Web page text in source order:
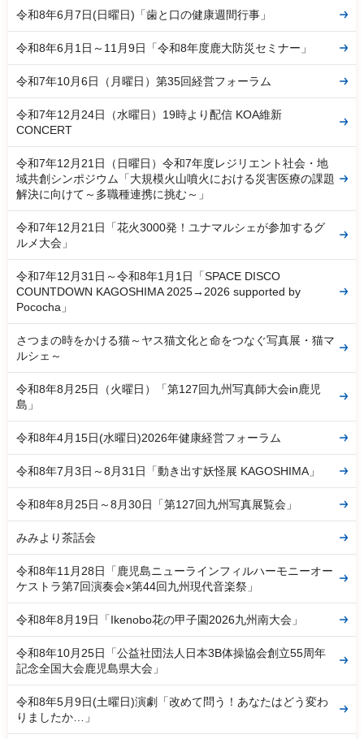
令和8年6月7日(日曜日)「歯と口の健康週間行事」
令和8年6月1日～11月9日「令和8年度鹿大防災セミナー」
令和7年10月6日（月曜日）第35回経営フォーラム
令和7年12月24日（水曜日）19時より配信 KOA維新
CONCERT
令和7年12月21日（日曜日）令和7年度レジリエント社会・地
域共創シンポジウム「大規模火山噴火における災害医療の課題
解決に向けて～多職種連携に挑む～」
令和7年12月21日「花火3000発！ユナマルシェが参加するグ
ルメ大会」
令和7年12月31日～令和8年1月1日「SPACE DISCO
COUNTDOWN KAGOSHIMA 2025→2026 supported by
Pococha」
さつまの時をかける猫～ヤス猫文化と命をつなぐ写真展・猫マ
ルシェ～
令和8年8月25日（火曜日）「第127回九州写真師大会in鹿児
島」
令和8年4月15日(水曜日)2026年健康経営フォーラム
令和8年7月3日～8月31日「動き出す妖怪展 KAGOSHIMA」
令和8年8月25日～8月30日「第127回九州写真展覧会」
みみより茶話会
令和8年11月28日「鹿児島ニューラインフィルハーモニーオー
ケストラ第7回演奏会×第44回九州現代音楽祭」
令和8年8月19日「Ikenobo花の甲子園2026九州南大会」
令和8年10月25日「公益社団法人日本3B体操協会創立55周年
記念全国大会鹿児島県大会」
令和8年5月9日(土曜日)演劇「改めて問う！あなたはどう変わ
りましたか…」